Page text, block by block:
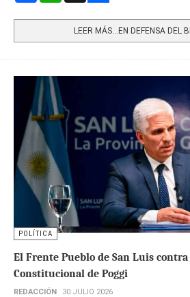
LEER MÁS…EN DEFENSA DEL
POLÍTICA
El Frente Pueblo de San Luis
Constitucional de Poggi
REDACCIÓN 30 JULIO 2026